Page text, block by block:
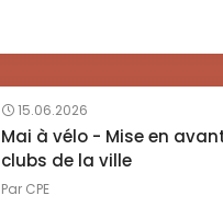
15.06.2026
Mai à vélo - Mise en
clubs de la ville
Par CPE